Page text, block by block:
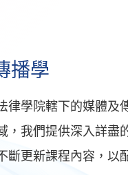
播學
律學院轄下的媒體及
，我們提供深入詳盡
斷更新課程內容，以